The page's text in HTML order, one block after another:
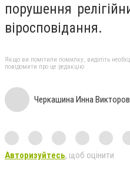
порушення
віросповідання.
Якщо ви помітили помилку, виділіть
повідомити про це редакцію
Черкашина Инна
Авторизуйтесь, щоб оцінити